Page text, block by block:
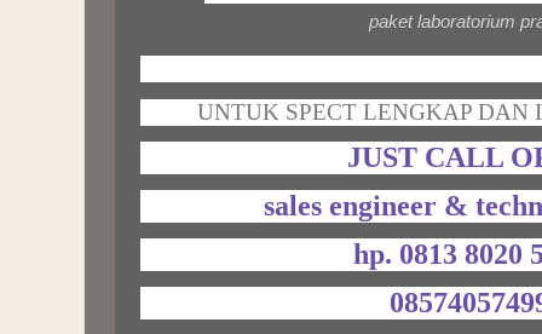
paket laboratorium
UNTUK SPECT LENGKAP DAN
JUST CALL
sales engineer &
hp. 0813 8020